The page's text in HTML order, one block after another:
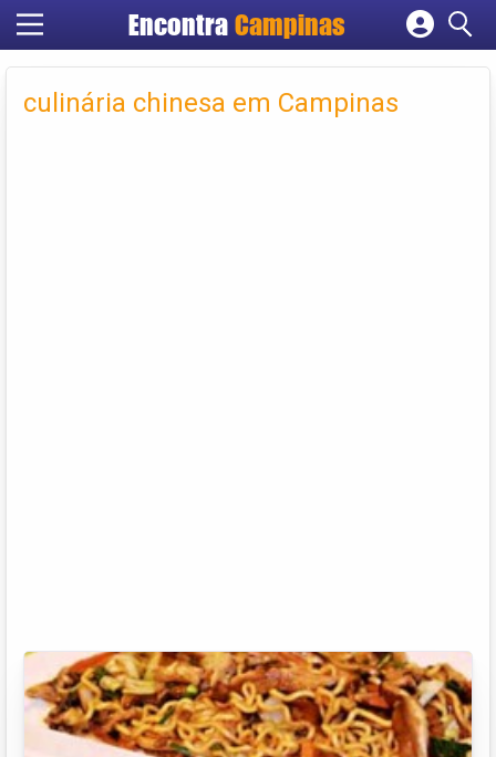
Encontra Campinas
Cadastrar empresa
Criar conta
culinária chinesa em Campinas